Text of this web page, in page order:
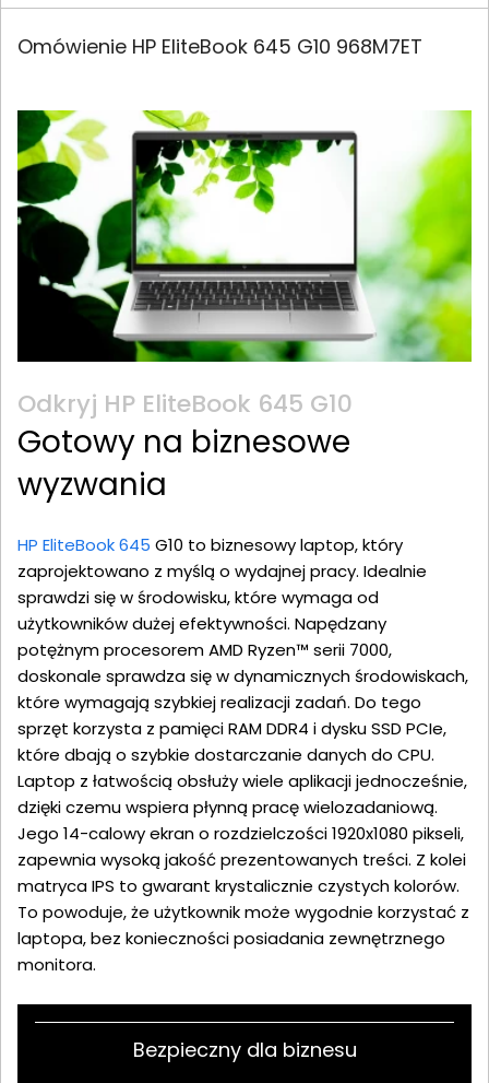
Omówienie HP EliteBook 645 G10 968M7ET
Odkryj HP EliteBook 645 G10
Gotowy na biznesowe
wyzwania
HP EliteBook 645 G10 to biznesowy laptop, który
zaprojektowano z myślą o wydajnej pracy. Idealnie
sprawdzi się w środowisku, które wymaga od
użytkowników dużej efektywności. Napędzany
potężnym procesorem AMD Ryzen™ serii 7000,
doskonale sprawdza się w dynamicznych środowiskach,
które wymagają szybkiej realizacji zadań. Do tego
sprzęt korzysta z pamięci RAM DDR4 i dysku SSD PCIe,
które dbają o szybkie dostarczanie danych do CPU.
Laptop z łatwością obsłuży wiele aplikacji jednocześnie,
dzięki czemu wspiera płynną pracę wielozadaniową.
Jego 14-calowy ekran o rozdzielczości 1920x1080 pikseli,
zapewnia wysoką jakość prezentowanych treści. Z kolei
matryca IPS to gwarant krystalicznie czystych kolorów.
To powoduje, że użytkownik może wygodnie korzystać z
laptopa, bez konieczności posiadania zewnętrznego
monitora.
Bezpieczny dla biznesu